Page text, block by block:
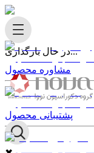
در حال بارگذاری...
مشاوره محصول
پشتیبانی محصول